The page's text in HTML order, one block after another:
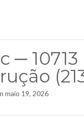
─
maio 19, 2026